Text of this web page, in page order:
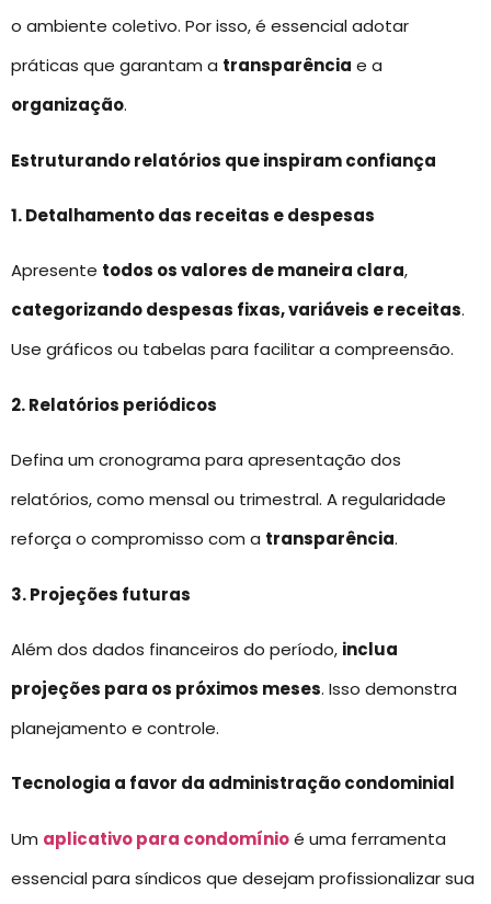
o ambiente coletivo. Por isso, é essencial adotar
práticas que garantam a transparência e a
organização.
Estruturando relatórios que inspiram confiança
1. Detalhamento das receitas e despesas
Apresente todos os valores de maneira clara,
categorizando despesas fixas, variáveis e receitas.
Use gráficos ou tabelas para facilitar a compreensão.
2. Relatórios periódicos
Defina um cronograma para apresentação dos
relatórios, como mensal ou trimestral. A regularidade
reforça o compromisso com a transparência.
3. Projeções futuras
Além dos dados financeiros do período, inclua
projeções para os próximos meses. Isso demonstra
planejamento e controle.
Tecnologia a favor da administração condominial
Um aplicativo para condomínioé uma ferramenta
essencial para síndicos que desejam profissionalizar sua